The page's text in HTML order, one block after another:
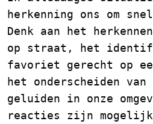
herkenning ons om
Denk aan het
op straat, het
favoriet gerecht op
het onderscheiden
geluiden in onze
reacties zijn